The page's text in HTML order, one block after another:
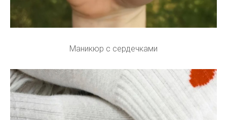
Маникюр с сердечками